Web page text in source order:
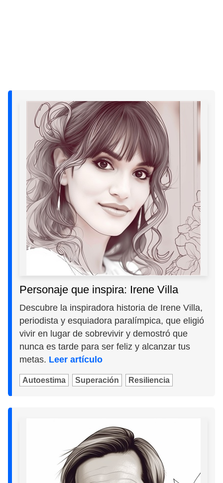
Personaje que inspira: Irene Villa
Descubre la inspiradora historia de Irene Villa,
periodista y esquiadora paralímpica, que eligió
vivir en lugar de sobrevivir y demostró que
nunca es tarde para ser feliz y alcanzar tus
metas. Leer artículo
Autoestima Superación Resiliencia